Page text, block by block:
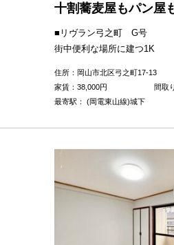
十割蕎麦屋もパン屋
■リヴラン弓之町 G号
街中便利な場所に建つ1K
住所：岡山市北区弓之町17-13
家賃： 38,000円
間取
最寄駅： (岡電東山線)城下